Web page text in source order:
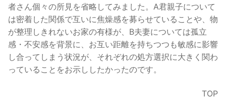
者さん個々の所見を省略してみました。A君親子について
は密着した関係で互いに焦燥感を募らせていることや、物
が整理しきれないお家の有様が、B夫妻については孤立
感・不安感を背景に、お互い距離を持ちつつも敏感に影響
し合ってしまう状況が、それぞれの処方選択に大きく関わ
っていることをお示ししたかったのです。
TOP